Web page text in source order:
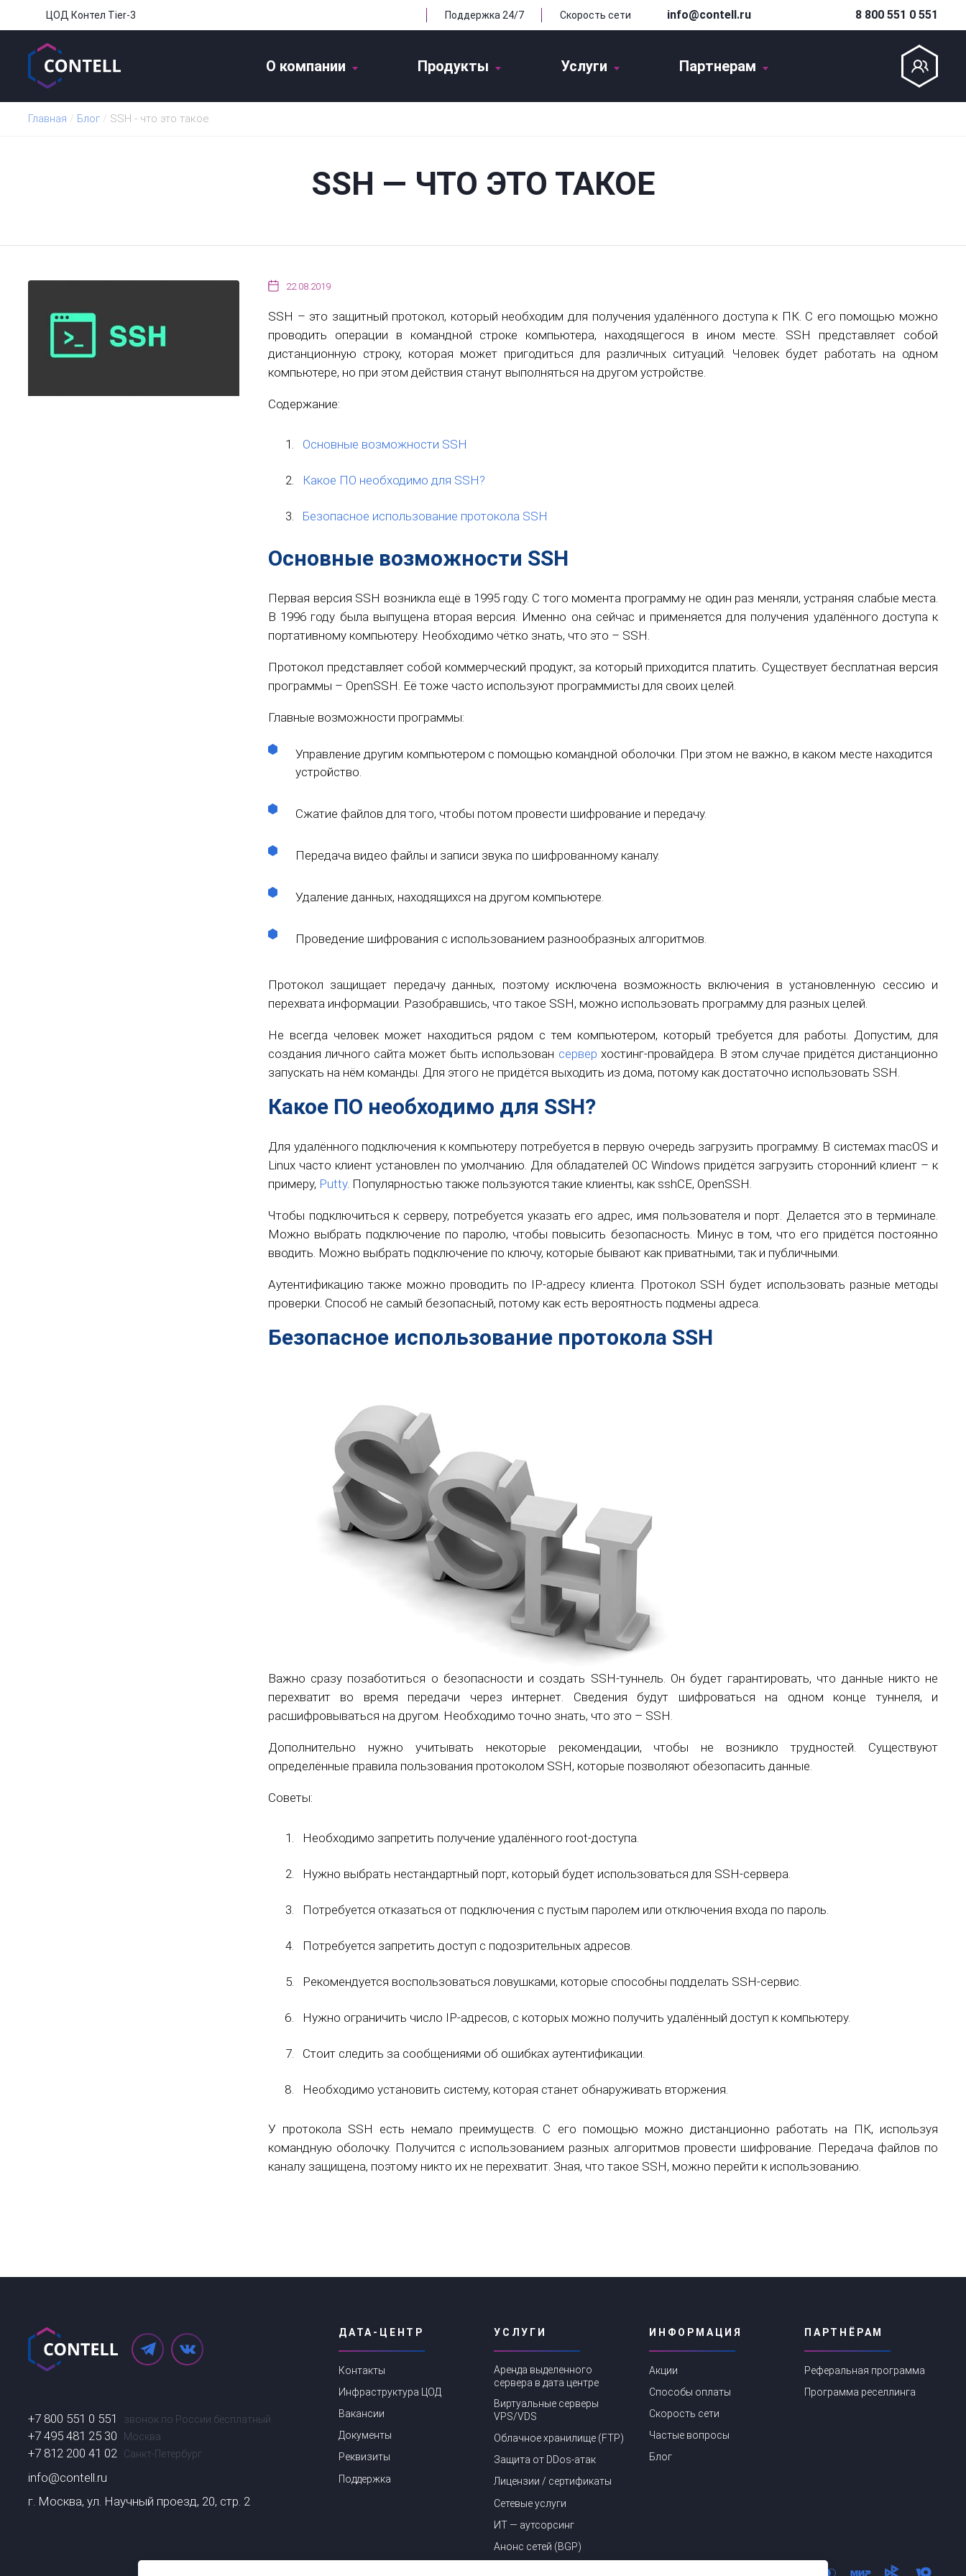
ЦОД Контел Tier-3 Поддержка 24/7 Скорость сети info@contell.ru 8 800 551 0 551
О компании Продукты Услуги Партнерам
Главная / Блог / SSH - что это такое
SSH — ЧТО ЭТО ТАКОЕ
22.08.2019
SSH – это защитный протокол, который необходим для получения удалённого доступа к ПК. С его помощью можно
проводить операции в командной строке компьютера, находящегося в ином месте. SSH представляет собой
дистанционную строку, которая может пригодиться для различных ситуаций. Человек будет работать на одном
компьютере, но при этом действия станут выполняться на другом устройстве.
Содержание:
Основные возможности SSH
Какое ПО необходимо для SSH?
Безопасное использование протокола SSH
Основные возможности SSH
Первая версия SSH возникла ещё в 1995 году. С того момента программу не один раз меняли, устраняя слабые места.
В 1996 году была выпущена вторая версия. Именно она сейчас и применяется для получения удалённого доступа к
портативному компьютеру. Необходимо чётко знать, что это – SSH.
Протокол представляет собой коммерческий продукт, за который приходится платить. Существует бесплатная версия
программы – OpenSSH. Её тоже часто используют программисты для своих целей.
Главные возможности программы:
Управление другим компьютером с помощью командной оболочки. При этом не важно, в каком месте находится
устройство.
Сжатие файлов для того, чтобы потом провести шифрование и передачу.
Передача видео файлы и записи звука по шифрованному каналу.
Удаление данных, находящихся на другом компьютере.
Проведение шифрования с использованием разнообразных алгоритмов.
Протокол защищает передачу данных, поэтому исключена возможность включения в установленную сессию и
перехвата информации. Разобравшись, что такое SSH, можно использовать программу для разных целей.
Не всегда человек может находиться рядом с тем компьютером, который требуется для работы. Допустим, для
создания личного сайта может быть использован сервер хостинг-провайдера. В этом случае придётся дистанционно
запускать на нём команды. Для этого не придётся выходить из дома, потому как достаточно использовать SSH.
Какое ПО необходимо для SSH?
Для удалённого подключения к компьютеру потребуется в первую очередь загрузить программу. В системах macOS и
Linux часто клиент установлен по умолчанию. Для обладателей ОС Windows придётся загрузить сторонний клиент – к
примеру, Putty. Популярностью также пользуются такие клиенты, как sshCE, OpenSSH.
Чтобы подключиться к серверу, потребуется указать его адрес, имя пользователя и порт. Делается это в терминале.
Можно выбрать подключение по паролю, чтобы повысить безопасность. Минус в том, что его придётся постоянно
вводить. Можно выбрать подключение по ключу, которые бывают как приватными, так и публичными.
Аутентификацию также можно проводить по IP-адресу клиента. Протокол SSH будет использовать разные методы
проверки. Способ не самый безопасный, потому как есть вероятность подмены адреса.
Безопасное использование протокола SSH
Важно сразу позаботиться о безопасности и создать SSH-туннель. Он будет гарантировать, что данные никто не
перехватит во время передачи через интернет. Сведения будут шифроваться на одном конце туннеля, и
расшифровываться на другом. Необходимо точно знать, что это – SSH.
Дополнительно нужно учитывать некоторые рекомендации, чтобы не возникло трудностей. Существуют
определённые правила пользования протоколом SSH, которые позволяют обезопасить данные.
Советы:
Необходимо запретить получение удалённого root-доступа.
Нужно выбрать нестандартный порт, который будет использоваться для SSH-сервера.
Потребуется отказаться от подключения с пустым паролем или отключения входа по пароль.
Потребуется запретить доступ с подозрительных адресов.
Рекомендуется воспользоваться ловушками, которые способны подделать SSH-сервис.
Нужно ограничить число IP-адресов, с которых можно получить удалённый доступ к компьютеру.
Стоит следить за сообщениями об ошибках аутентификации.
Необходимо установить систему, которая станет обнаруживать вторжения.
У протокола SSH есть немало преимуществ. С его помощью можно дистанционно работать на ПК, используя
командную оболочку. Получится с использованием разных алгоритмов провести шифрование. Передача файлов по
каналу защищена, поэтому никто их не перехватит. Зная, что такое SSH, можно перейти к использованию.
+7 800 551 0 551 звонок по России бесплатный
+7 495 481 25 30 Москва
+7 812 200 41 02 Санкт-Петербург
info@contell.ru
г. Москва, ул. Научный проезд, 20, стр. 2
ДАТА-ЦЕНТР
Контакты
Инфраструктура ЦОД
Вакансии
Документы
Реквизиты
Поддержка
УСЛУГИ
Аренда выделенного
сервера в дата центре
Виртуальные серверы
VPS/VDS
Облачное хранилище (FTP)
Защита от DDos-aтак
Лицензии / сертификаты
Сетевые услуги
ИТ — аутсорсинг
Анонс сетей (BGP)
ИНФОРМАЦИЯ
Акции
Способы оплаты
Скорость сети
Частые вопросы
Блог
ПАРТНЁРАМ
Реферальная программа
Программа реселлинга